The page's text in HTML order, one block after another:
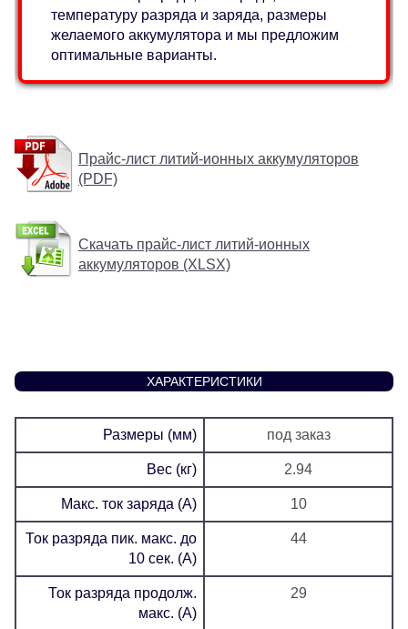
температуру разряда и заряда, размеры
желаемого аккумулятора и мы предложим
оптимальные варианты.
Прайс-лист литий-ионных аккумуляторов
(PDF)
Скачать прайс-лист литий-ионных
аккумуляторов (XLSX)
ХАРАКТЕРИСТИКИ
Размеры (мм) под заказ
Вес (кг) 2.94
Макс. ток заряда (А) 10
Ток разряда пик. макс. до
10 сек. (А)
44
Ток разряда продолж.
макс. (А)
29